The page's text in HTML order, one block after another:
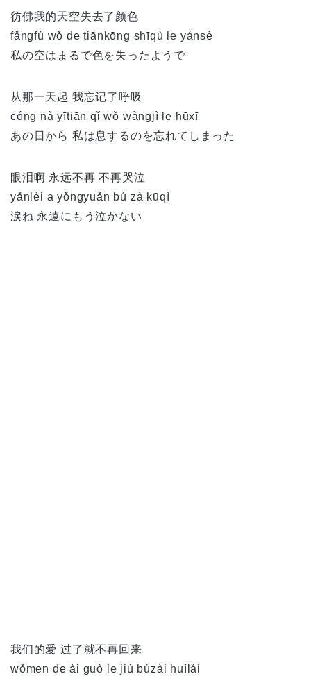
彷佛我的天空失去了颜色
fǎngfú wǒ de tiānkōng shīqù le yánsè
私の空はまるで色を失ったようで
从那一天起 我忘记了呼吸
cóng nà yītiān qǐ wǒ wàngjì le hūxī
あの日から 私は息するのを忘れてしまった
眼泪啊 永远不再 不再哭泣
yǎnlèi a yǒngyuǎn bú zà kūqì
涙ね 永遠にもう泣かない
我们的爱 过了就不再回来
wǒmen de ài guò le jiù búzài huílái